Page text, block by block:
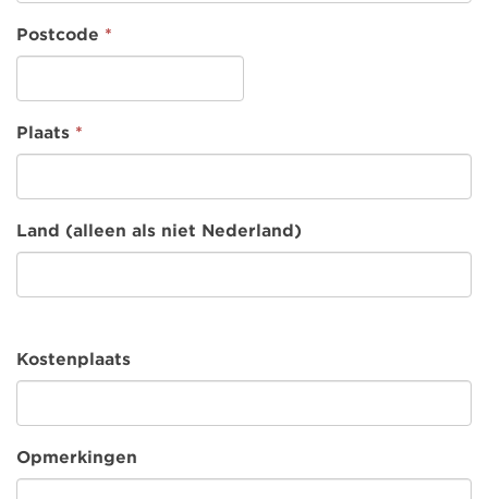
Postcode *
Plaats *
Land (alleen als niet Nederland)
Kostenplaats
Opmerkingen